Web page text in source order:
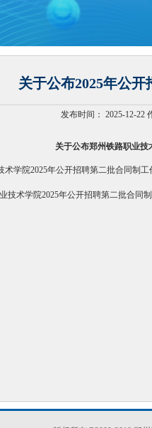
关于公布2025年公
发布时间： 2025-12-22
关于公布郑州铁路职业
术学院2025年公开招聘第二批合同制
技术学院2025年公开招聘第二批合同